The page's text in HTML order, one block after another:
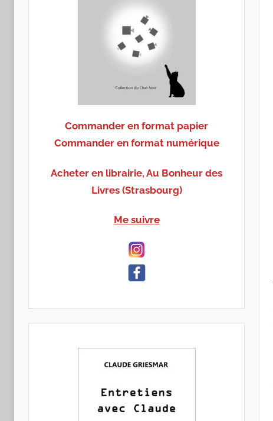
Commander en format papier
Commander en format numérique
Acheter en librairie, Au Bonheur des
Livres (Strasbourg)
Me suivre